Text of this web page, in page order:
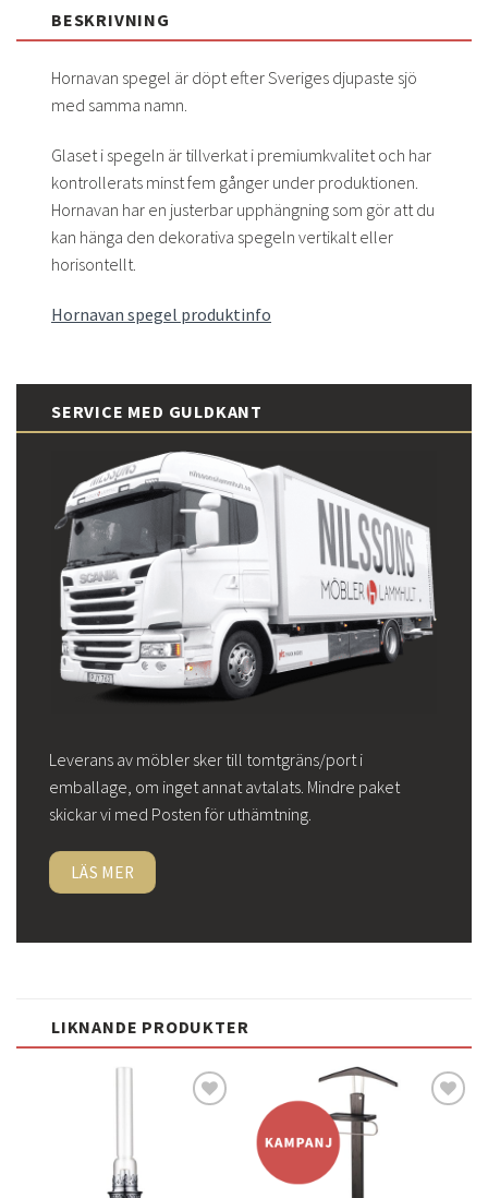
BESKRIVNING
Hornavan spegel är döpt efter Sveriges djupaste sjö
med samma namn.
Glaset i spegeln är tillverkat i premiumkvalitet och har
kontrollerats minst fem gånger under produktionen.
Hornavan har en justerbar upphängning som gör att du
kan hänga den dekorativa spegeln vertikalt eller
horisontellt.
Hornavan spegel produktinfo
SERVICE MED GULDKANT
Leverans av möbler sker till tomtgräns/port i
emballage, om inget annat avtalats. Mindre paket
skickar vi med Posten för uthämtning.
LÄS MER
LIKNANDE PRODUKTER